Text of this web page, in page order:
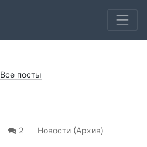
Все посты
2 Новости (Архив)